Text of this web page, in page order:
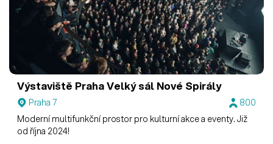
Výstaviště PrahaVelký sál Nové Spirály
Praha 7
800
Moderní multifunkční prostor pro kulturní akce a eventy. Již
od října 2024!